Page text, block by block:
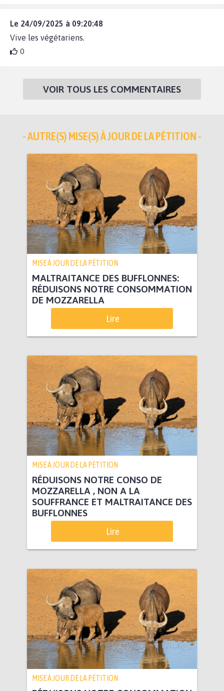
Le 24/09/2025 à 09:20:48
Vive les végétariens.
0
VOIR TOUS LES COMMENTAIRES
- AUTRE(S) MISE(S) À JOUR DE LA PÉTITION -
MISE À JOUR DE LA PÉTITION
MALTRAITANCE DES BUFFLONNES:
RÉDUISONS NOTRE CONSOMMATION
DE MOZZARELLA
Lire
MISE À JOUR DE LA PÉTITION
RÉDUISONS NOTRE CONSO DE
MOZZARELLA , NON A LA
SOUFFRANCE ET MALTRAITANCE DES
BUFFLONNES
Lire
MISE À JOUR DE LA PÉTITION